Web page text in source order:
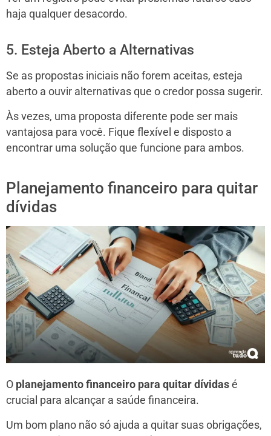
haja qualquer desacordo.
5. Esteja Aberto a Alternativas
Se as propostas iniciais não forem aceitas, esteja
aberto a ouvir alternativas que o credor possa sugerir.
Às vezes, uma proposta diferente pode ser mais
vantajosa para você. Fique flexível e disposto a
encontrar uma solução que funcione para ambos.
Planejamento financeiro para quitar
dívidas
O planejamento financeiro para quitar dívidas é
crucial para alcançar a saúde financeira.
Um bom plano não só ajuda a quitar suas obrigações,